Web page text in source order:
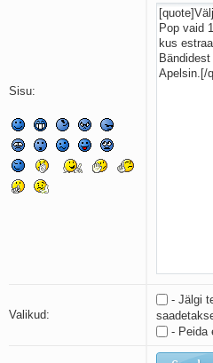
Põhi, lõuna, ida, lääs
Elupõline kaja
Kassimäng
Läänemere lained
Üle müüri
Valgusemaastikud
Sisu:
Valikud:
- Jälgi
- Peida